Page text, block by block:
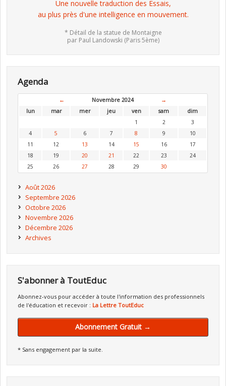
Une nouvelle traduction des Essais,
au plus près d'une intelligence en mouvement.
* Détail de la statue de Montaigne
par Paul Landowski (Paris 5ème)
Agenda
← Novembre 2024
→
lun
mar mer jeu ven sam
dim
1
2
3
4
5 6 7 8 9
10
11
12 13 14 15 16
17
18
19 20 21 22 23
24
25
26 27 28 29 30
Août 2026
Septembre 2026
Octobre 2026
Novembre 2026
Décembre 2026
Archives
S'abonner à ToutEduc
Abonnez-vous pour accéder à toute l'information des professionnels
de l'éducation et recevoir : La Lettre ToutEduc
Abonnement Gratuit →
* Sans engagement par la suite.